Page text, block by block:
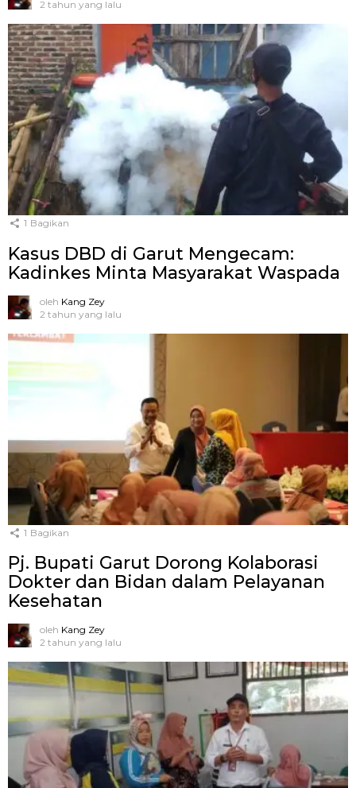
2 tahun yang lalu
1 Bagikan
Kasus DBD di Garut Mengecam:
Kadinkes Minta Masyarakat Waspada
oleh Kang Zey
2 tahun yang lalu
1 Bagikan
Pj. Bupati Garut Dorong Kolaborasi
Dokter dan Bidan dalam Pelayanan
Kesehatan
oleh Kang Zey
2 tahun yang lalu